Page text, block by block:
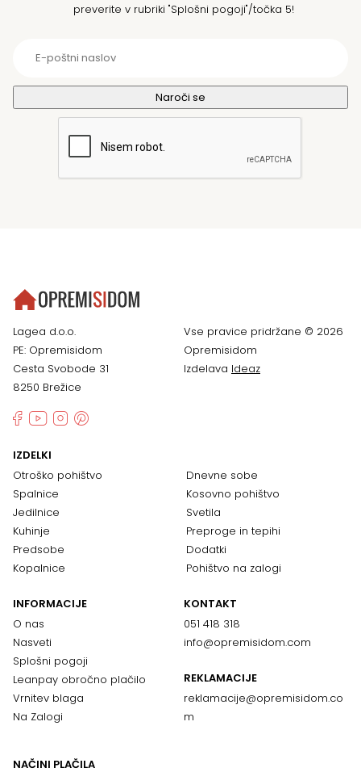
preverite v rubriki "Splošni pogoji"/točka 5!
Lagea d.o.o.
PE: Opremisidom
Cesta Svobode 31
8250 Brežice
Vse pravice pridržane © 2026
Opremisidom
Izdelava Ideaz
IZDELKI
Otroško pohištvo
Spalnice
Jedilnice
Kuhinje
Predsobe
Kopalnice
Dnevne sobe
Kosovno pohištvo
Svetila
Preproge in tepihi
Dodatki
Pohištvo na zalogi
INFORMACIJE
O nas
Nasveti
Splošni pogoji
Leanpay obročno plačilo
Vrnitev blaga
Na Zalogi
KONTAKT
051 418 318
info@opremisidom.com
REKLAMACIJE
reklamacije@opremisidom.co
m
NAČINI PLAČILA